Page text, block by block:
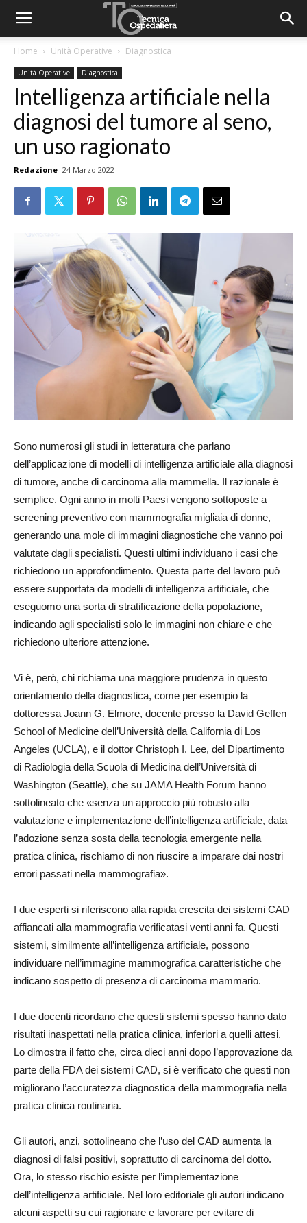
Home Unità Operative Diagnostica
Unità Operative Diagnostica
Intelligenza artificiale nella
diagnosi del tumore al seno,
un uso ragionato
Redazione 24 Marzo 2022
Sono numerosi gli studi in letteratura che parlano
dell’applicazione di modelli di intelligenza artificiale alla diagnosi
di tumore, anche di carcinoma alla mammella. Il razionale è
semplice. Ogni anno in molti Paesi vengono sottoposte a
screening preventivo con mammografia migliaia di donne,
generando una mole di immagini diagnostiche che vanno poi
valutate dagli specialisti. Questi ultimi individuano i casi che
richiedono un approfondimento. Questa parte del lavoro può
essere supportata da modelli di intelligenza artificiale, che
eseguomo una sorta di stratificazione della popolazione,
indicando agli specialisti solo le immagini non chiare e che
richiedono ulteriore attenzione.
Vi è, però, chi richiama una maggiore prudenza in questo
orientamento della diagnostica, come per esempio la
dottoressa Joann G. Elmore, docente presso la David Geffen
School of Medicine dell’Università della California di Los
Angeles (UCLA), e il dottor Christoph I. Lee, del Dipartimento
di Radiologia della Scuola di Medicina dell’Università di
Washington (Seattle), che su JAMA Health Forum hanno
sottolineato che «senza un approccio più robusto alla
valutazione e implementazione dell’intelligenza artificiale, data
l’adozione senza sosta della tecnologia emergente nella
pratica clinica, rischiamo di non riuscire a imparare dai nostri
errori passati nella mammografia».
I due esperti si riferiscono alla rapida crescita dei sistemi CAD
affiancati alla mammografia verificatasi venti anni fa. Questi
sistemi, similmente all’intelligenza artificiale, possono
individuare nell’immagine mammografica caratteristiche che
indicano sospetto di presenza di carcinoma mammario.
I due docenti ricordano che questi sistemi spesso hanno dato
risultati inaspettati nella pratica clinica, inferiori a quelli attesi.
Lo dimostra il fatto che, circa dieci anni dopo l’approvazione da
parte della FDA dei sistemi CAD, si è verificato che questi non
migliorano l’accuratezza diagnostica della mammografia nella
pratica clinica routinaria.
Gli autori, anzi, sottolineano che l’uso del CAD aumenta la
diagnosi di falsi positivi, soprattutto di carcinoma del dotto.
Ora, lo stesso rischio esiste per l’implementazione
dell’intelligenza artificiale. Nel loro editoriale gli autori indicano
alcuni aspetti su cui ragionare e lavorare per evitare di